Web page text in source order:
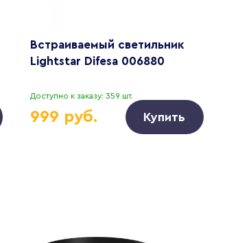
Встраиваемый светильник
Lightstar Difesa 006880
Доступно к заказу: 359 шт.
999 руб. Купить